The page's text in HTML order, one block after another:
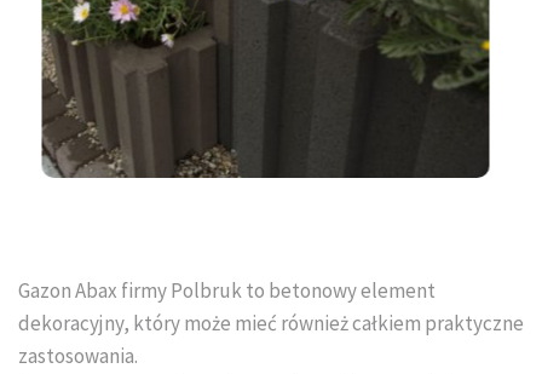
Combet Śląsk
BRUK SA Śląsk
DREWBET Śląsk
Gazon Abax firmy Polbruk to betonowy element
dekoracyjny, który może mieć również całkiem praktyczne
zastosowania.